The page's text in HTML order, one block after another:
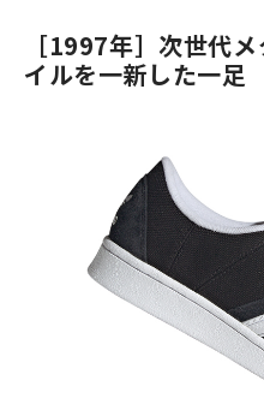
［1997年］次世代
イルを一新した一足